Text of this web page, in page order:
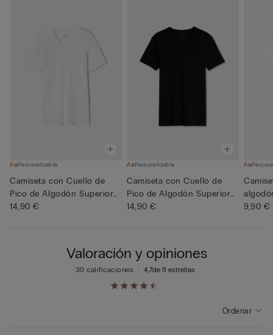
Personalizable
Camiseta con Cuello de
Pico de Algodón Superior
El...
14,90 €
Personalizable
Camiseta con Cuello de
Pico de Algodón Superior
El...
14,90 €
9,90 €
Valoración y opiniones
4,7de 5 estrellas
30 calificaciones
Ordenar